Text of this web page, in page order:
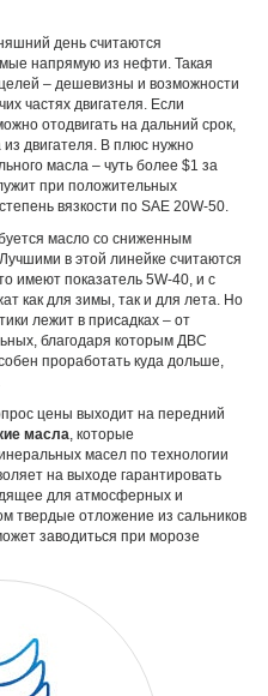
день считаются
напрямую из нефти. Такая
– дешевизны и возможности
частях двигателя. Если
отодвигать на дальний срок,
из двигателя. В плюс нужно
масла – чуть более $1 за
при положительных
вязкости по SAE 20W-50.
масло со сниженным
в этой линейке считаются
имеют показатель 5W-40, и с
как для зимы, так и для лета. Но
лежит в присадках – от
благодаря которым ДВС
проработать куда дольше,
цены выходит на передний
масла , которые
масел по технологии
на выходе гарантировать
для атмосферных и
твердые отложение из сальников
заводиться при морозе